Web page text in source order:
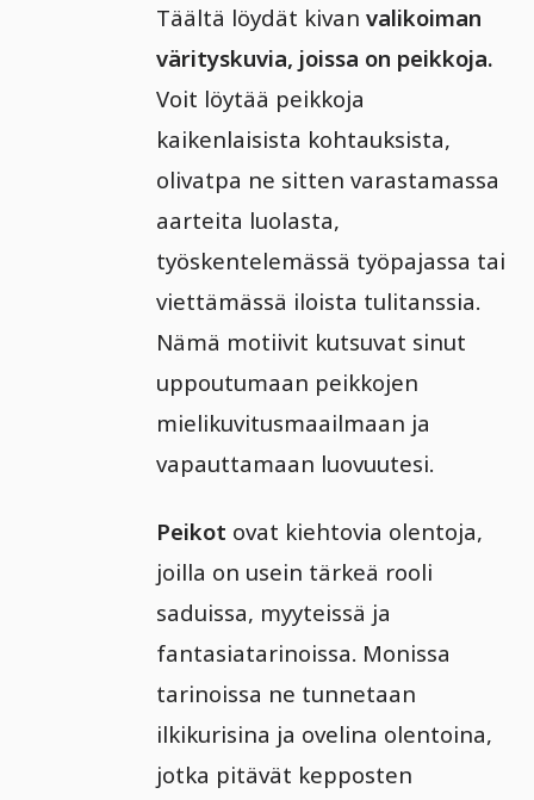
Täältä löydät kivanvalikoiman
värityskuvia, joissa on peikkoja.
Voit löytää peikkoja
kaikenlaisista kohtauksista,
olivatpa ne sitten varastamassa
aarteita luolasta,
työskentelemässä työpajassa tai
viettämässä iloista tulitanssia.
Nämä motiivit kutsuvat sinut
uppoutumaan peikkojen
mielikuvitusmaailmaan ja
vapauttamaan luovuutesi.
Peikot ovat kiehtovia olentoja,
joilla on usein tärkeä rooli
saduissa, myyteissä ja
fantasiatarinoissa. Monissa
tarinoissa ne tunnetaan
ilkikurisina ja ovelina olentoina,
jotka pitävät kepposten